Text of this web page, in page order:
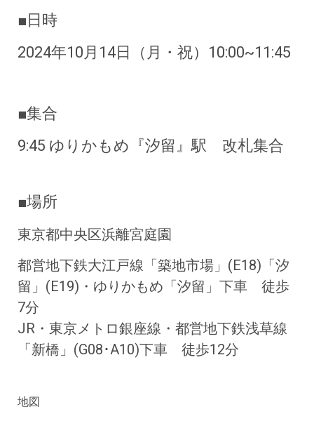
■日時
2024年10月14日（月・祝）10:00~11:45
■集合
9:45 ゆりかもめ『汐留』駅 改札集合
■場所
東京都中央区浜離宮庭園
都営地下鉄大江戸線「築地市場」(E18)「汐
留」(E19)・ゆりかもめ「汐留」下車 徒歩
7分
JR・東京メトロ銀座線・都営地下鉄浅草線
「新橋」(G08･A10)下車 徒歩12分
地図